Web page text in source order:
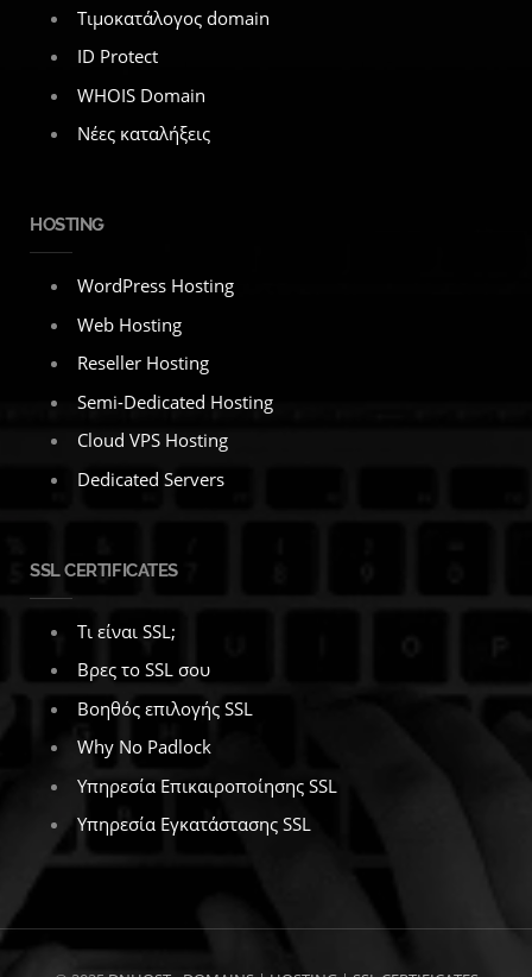
Τιμοκατάλογος domain
ID Protect
WHOIS Domain
Νέες καταλήξεις
HOSTING
WordPress Hosting
Web Hosting
Reseller Hosting
Semi-Dedicated Hosting
Cloud VPS Hosting
Dedicated Servers
SSL CERTIFICATES
Τι είναι SSL;
Βρες το SSL σου
Βοηθός επιλογής SSL
Why No Padlock
Υπηρεσία Επικαιροποίησης SSL
Υπηρεσία Εγκατάστασης SSL